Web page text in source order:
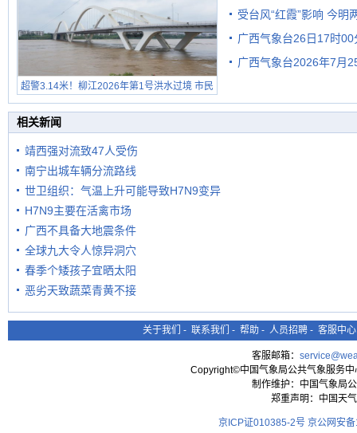
超警3.14米！柳江2026年第1号洪水过境 市民
在堤岸见证汛况
受台风“红霞”影响 今明
有较强降雨
广西气象台26日17时
广西气象台2026年7月
相关新闻
靖西强对流致47人受伤
南宁出城车辆分流路线
世卫组织：气温上升可能导致H7N9变异
H7N9主要在活禽市场
广西不具备大地震条件
全球九大令人惊异洞穴
春季个矮孩子宜晒太阳
恶劣天致蔬菜青黄不接
关于我们 - 联系我们 - 帮助 - 人员招聘 - 客服中心
客服邮箱：
Copyright©中国气象局公共气象服务
制作维护：中国气象局
郑重声明：中国天
京ICP证010385-2号 京公网安